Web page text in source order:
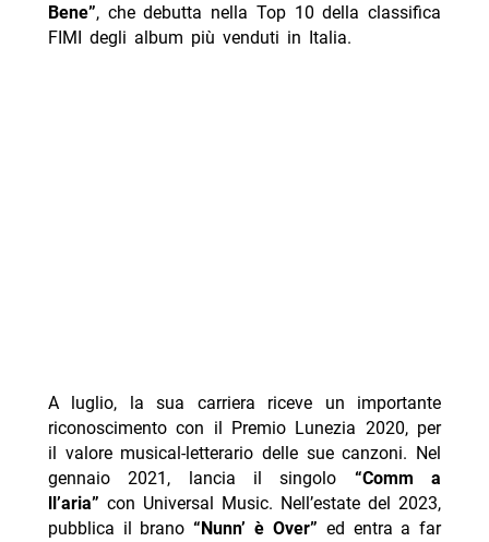
Bene”, che debutta nella Top 10 della classifica
FIMI degli album più venduti in Italia.
A luglio, la sua carriera riceve un importante
riconoscimento con il Premio Lunezia 2020, per
il valore musical-letterario delle sue canzoni. Nel
gennaio 2021, lancia il singolo “Comm a
ll’aria” con Universal Music. Nell’estate del 2023,
pubblica il brano“Nunn’ è Over” ed entra a far